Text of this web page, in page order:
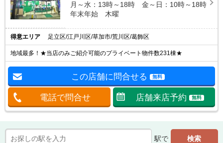
月～水：13時～18時 金～日：10時～18時
年末年始 木曜
得意エリア 足立区/江戸川区/草加市/荒川区/葛飾区
地域最多！★当店のみご紹介可能のプライベート物件数231棟★
この店舗に問合せる 無料
電話で問合せ 店舗来店予約 無料
駅で